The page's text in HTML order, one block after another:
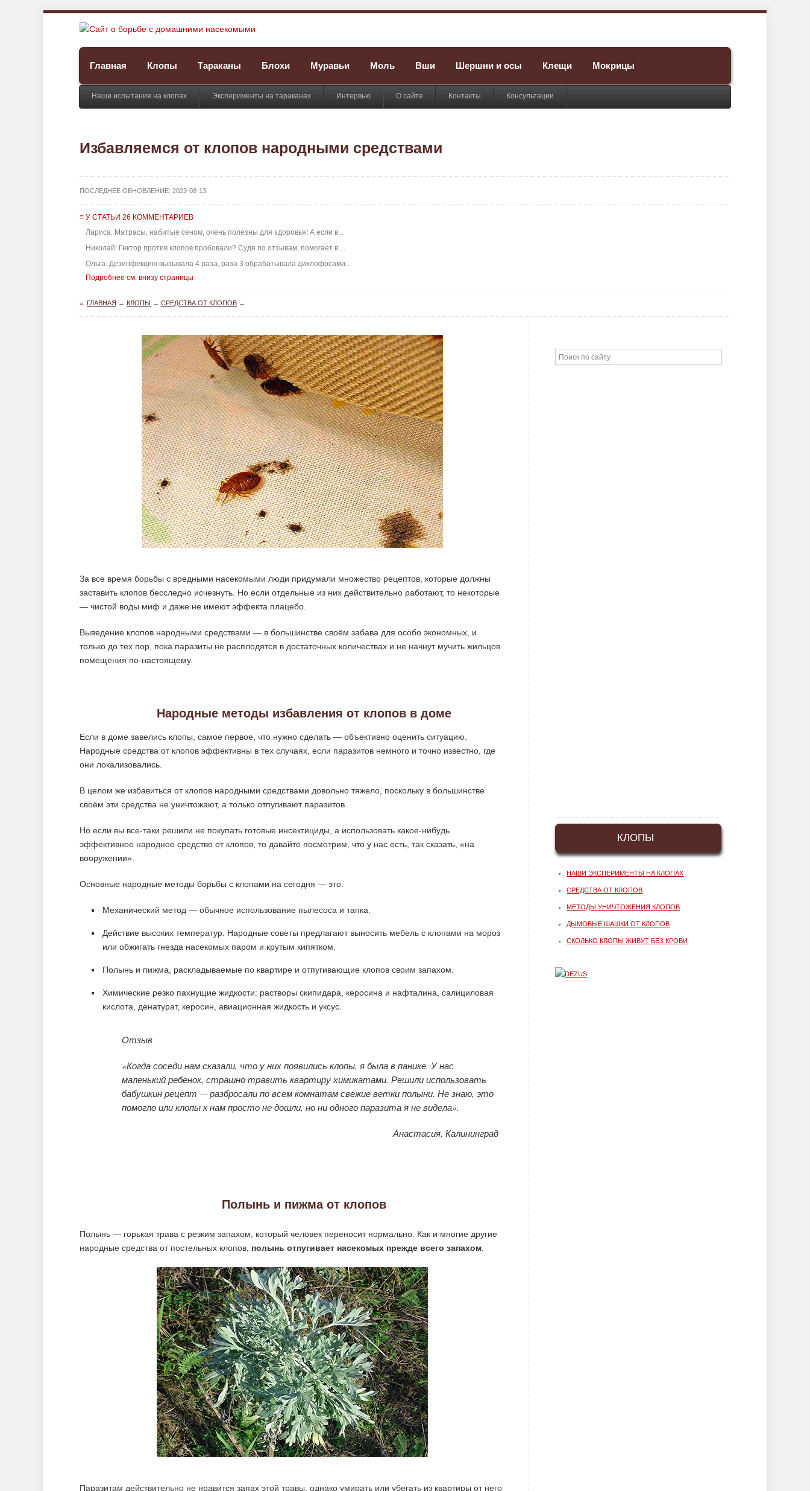
Главная Клопы Тараканы Блохи Муравьи Моль Вши Шершни и осы Клещи Мокрицы
Наши испытания на клопах Эксперименты на тараканах Интервью О сайте Контакты Консультации
Избавляемся от клопов народными средствами
ПОСЛЕДНЕЕ ОБНОВЛЕНИЕ: 2023-08-13
≡ У СТАТЬИ 26 КОММЕНТАРИЕВ
Лариса: Матрасы, набитые сеном, очень полезны для здоровья! А если в...
Николай: Гектор против клопов пробовали? Судя по отзывам, помогает в ...
Ольга: Дезинфекцию вызывала 4 раза, раза 3 обрабатывала дихлофосами...
Подробнее см. внизу страницы
≡ ГЛАВНАЯ → КЛОПЫ → СРЕДСТВА ОТ КЛОПОВ →
За все время борьбы с вредными насекомыми люди придумали множество рецептов, которые должны
заставить клопов бесследно исчезнуть. Но если отдельные из них действительно работают, то некоторые
— чистой воды миф и даже не имеют эффекта плацебо.
Выведение клопов народными средствами — в большинстве своём забава для особо экономных, и
только до тех пор, пока паразиты не расплодятся в достаточных количествах и не начнут мучить жильцов
помещения по-настоящему.
Народные методы избавления от клопов в доме
Если в доме завелись клопы, самое первое, что нужно сделать — объективно оценить ситуацию.
Народные средства от клопов эффективны в тех случаях, если паразитов немного и точно известно, где
они локализовались.
В целом же избавиться от клопов народными средствами довольно тяжело, поскольку в большинстве
своём эти средства не уничтожают, а только отпугивают паразитов.
Но если вы все-таки решили не покупать готовые инсектициды, а использовать какое-нибудь
эффективное народное средство от клопов, то давайте посмотрим, что у нас есть, так сказать, «на
вооружении».
Основные народные методы борьбы с клопами на сегодня — это:
Механический метод — обычное использование пылесоса и тапка.
Действие высоких температур. Народные советы предлагают выносить мебель с клопами на мороз
или обжигать гнезда насекомых паром и крутым кипятком.
Полынь и пижма, раскладываемые по квартире и отпугивающие клопов своим запахом.
Химические резко пахнущие жидкости: растворы скипидара, керосина и нафталина, салициловая
кислота, денатурат, керосин, авиационная жидкость и уксус.
Отзыв
«Когда соседи нам сказали, что у них появились клопы, я была в панике. У нас
маленький ребенок, страшно травить квартиру химикатами. Решили использовать
бабушкин рецепт — разбросали по всем комнатам свежие ветки полыни. Не знаю, это
помогло или клопы к нам просто не дошли, но ни одного паразита я не видела».
Анастасия, Калининград
Полынь и пижма от клопов
Полынь — горькая трава с резким запахом, который человек переносит нормально. Как и многие другие
народные средства от постельных клопов, полынь отпугивает насекомых прежде всего запахом
Паразитам действительно не нравится запах этой травы, однако умирать или убегать из квартиры от него
КЛОПЫ
НАШИ ЭКСПЕРИМЕНТЫ НА КЛОПАХ
СРЕДСТВА ОТ КЛОПОВ
МЕТОДЫ УНИЧТОЖЕНИЯ КЛОПОВ
ДЫМОВЫЕ ШАШКИ ОТ КЛОПОВ
СКОЛЬКО КЛОПЫ ЖИВУТ БЕЗ КРОВИ